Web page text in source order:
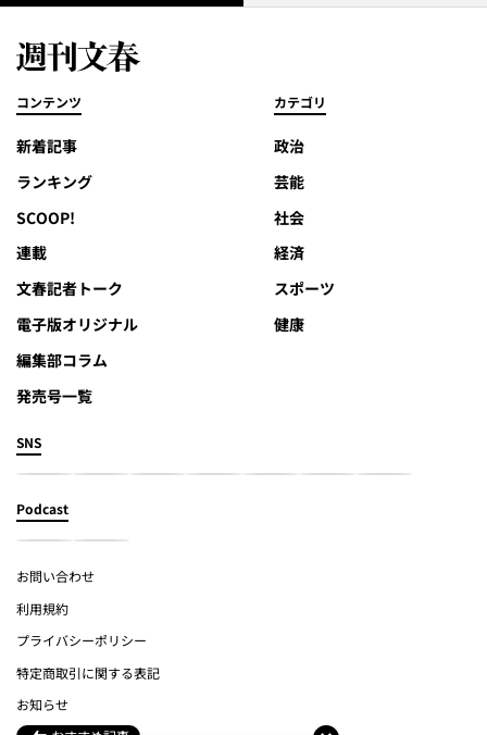
コンテンツ
新着記事
ランキング
SCOOP!
連載
文春記者トーク
電子版オリジナル
編集部コラム
発売号一覧
カテゴリ
政治
芸能
社会
経済
スポーツ
健康
SNS
Podcast
お問い合わせ
利用規約
プライバシーポリシー
特定商取引に関する表記
お知らせ